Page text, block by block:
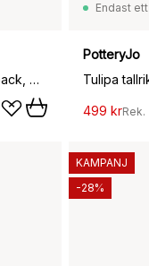
Tulipa djup tallrik small Ø17 cm 2-pack, White
Endast
PotteryJo
Tulipa
499 krRek.
KAMPANJ
-28%